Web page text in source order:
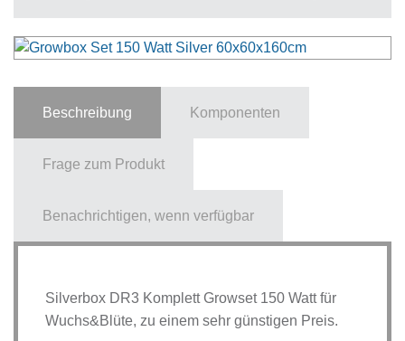
Beschreibung Komponenten
Frage zum Produkt
Benachrichtigen, wenn verfügbar
Silverbox DR3 Komplett Growset 150 Watt für
Wuchs&Blüte, zu einem sehr günstigen Preis.